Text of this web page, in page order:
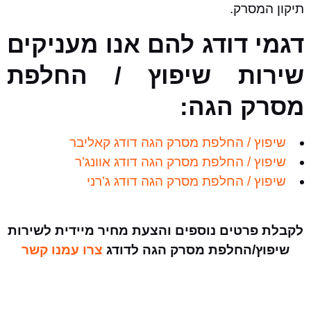
תיקון המסרק.
דגמי דודג להם אנו מעניקים
שירות שיפוץ / החלפת
מסרק הגה:
שיפוץ / החלפת מסרק הגה דודג קאליבר
שיפוץ / החלפת מסרק הגה דודג אוונג’ר
שיפוץ / החלפת מסרק הגה דודג ג’רני
לקבלת פרטים נוספים והצעת מחיר מיידית לשירות
שיפוץ/החלפת מסרק הגה לדודג צרו עמנו קשר